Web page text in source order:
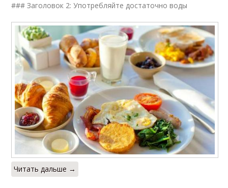
### Заголовок 2: Употребляйте достаточно воды
Читать дальше →